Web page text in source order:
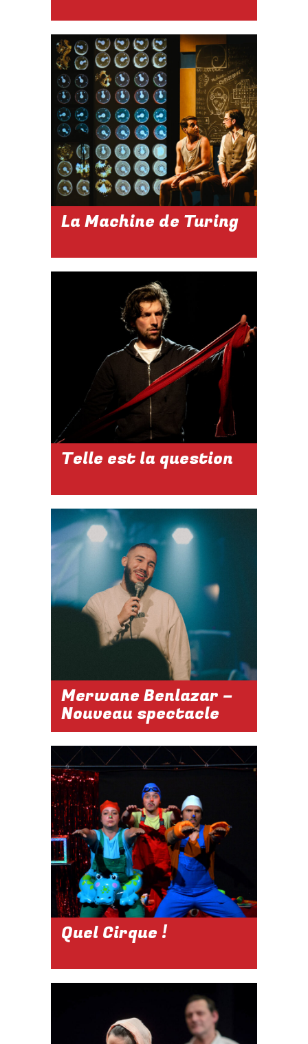
Réserver
DU 24 JUIN AU
29 AOÛT 2026
La Machine de Turing
Réserver
2026-2027
DU 02 SEP. AU
30 OCT. 2026
Telle est la question
Réserver
2026-2027
LES SAM. 17H /
Merwane Benlazar –
Nouveau spectacle
Réserver
2026-2027
2026
À 21H
Quel Cirque !
2026-2027
DU 19 AU 31
OCTOBRE 2026
À 15H